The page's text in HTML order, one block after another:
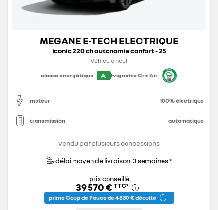
MEGANE E-TECH ELECTRIQUE
iconic 220 ch autonomie confort - 25
Véhicule neuf
classe énergétique
A vignette Crit'Air
moteur 100% électrique
transmission automatique
vendu par plusieurs concessions
délai moyen de livraison: 3 semaines *
prix conseillé
39 570 € TTC*
prime Coup de Pouce de 4 830 € déduite